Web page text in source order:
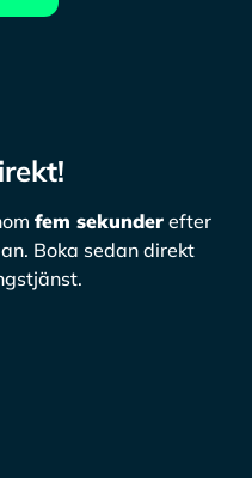
fem sekunder efter
Boka sedan direkt